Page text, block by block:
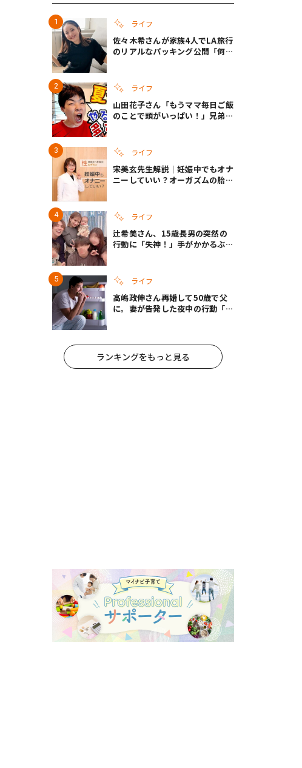
ライフ
佐々木希さんが家族4人でLA旅行
のリアルなパッキング公開「何が
ライフ
山田花子さん「もうママ毎日ご飯
のことで頭がいっぱい！」兄弟夏
ライフ
宋美玄先生解説｜妊娠中でもオナ
ニーしていい？オーガズムの胎児
ライフ
辻希美さん、15歳長男の突然の
行動に「失神！」手がかかるぶん
ライフ
高嶋政伸さん再婚して50歳で父
に。妻が告発した夜中の行動「こ
ランキングをもっと見る